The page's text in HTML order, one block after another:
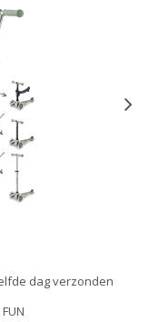
dag verzonden